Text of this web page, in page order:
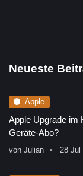
Neueste
Apple
Apple Upgrade im
Geräte-Abo?
von Julian 28 Jul